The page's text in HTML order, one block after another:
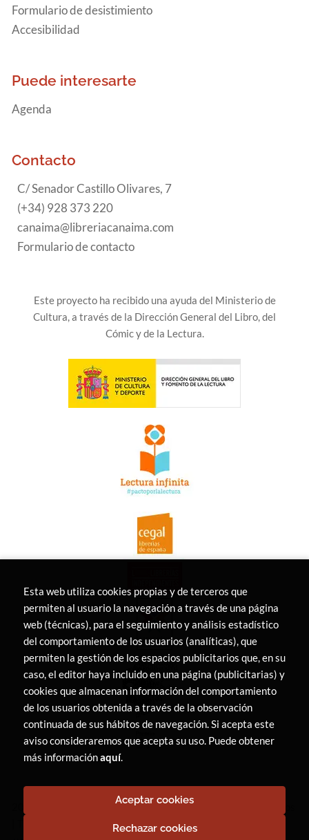
Formulario de desistimiento
Accesibilidad
Puede interesarte
Agenda
Contacto
C/ Senador Castillo Olivares, 7
(+34) 928 373 220
canaima@libreriacanaima.com
Formulario de contacto
Este proyecto ha recibido una ayuda del Ministerio de
Cultura, a través de la Dirección General del Libro, del
Cómic y de la Lectura.
LIBRERÍA CANAIMA. Todos los Derechos Reservados
Esta web utiliza cookies propias y de terceros que
permiten al usuario la navegación a través de una página
web (técnicas), para el seguimiento y análisis estadístico
del comportamiento de los usuarios (analíticas), que
permiten la gestión de los espacios publicitarios que, en su
caso, el editor haya incluido en una página (publicitarias) y
cookies que almacenan información del comportamiento
de los usuarios obtenida a través de la observación
continuada de sus hábitos de navegación. Si acepta este
aviso consideraremos que acepta su uso. Puede obtener
más informaciónaquí.
Rechazar cookies
Aceptar cookies